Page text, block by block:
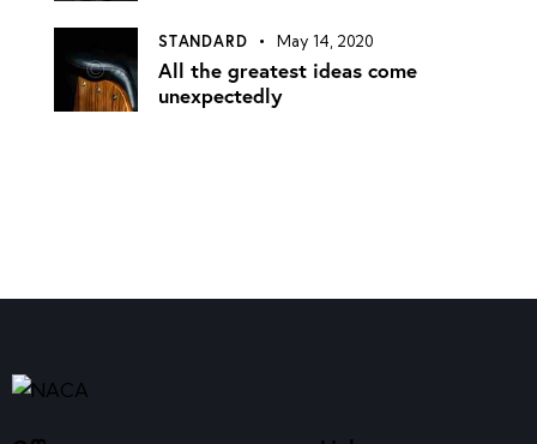
STANDARD May 14, 2020
All the greatest ideas come
unexpectedly